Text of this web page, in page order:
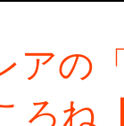
アの
ろね